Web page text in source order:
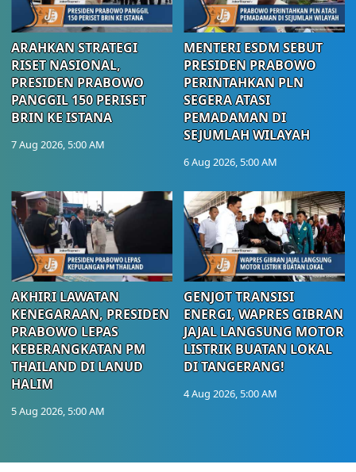
ARAHKAN STRATEGI
RISET NASIONAL,
PRESIDEN PRABOWO
PANGGIL 150 PERISET
BRIN KE ISTANA
7 Aug 2026, 5:00 AM
MENTERI ESDM SEBUT
PRESIDEN PRABOWO
PERINTAHKAN PLN
SEGERA ATASI
PEMADAMAN DI
SEJUMLAH WILAYAH
6 Aug 2026, 5:00 AM
AKHIRI LAWATAN
KENEGARAAN, PRESIDEN
PRABOWO LEPAS
KEBERANGKATAN PM
THAILAND DI LANUD
HALIM
5 Aug 2026, 5:00 AM
GENJOT TRANSISI
ENERGI, WAPRES GIBRAN
JAJAL LANGSUNG MOTOR
LISTRIK BUATAN LOKAL
DI TANGERANG!
4 Aug 2026, 5:00 AM